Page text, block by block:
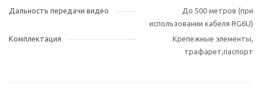
Дальность передачи видео
До 500 метров (при
использовании кабеля RG6U)
Комплектация
Крепежные элементы,
трафарет,паспорт